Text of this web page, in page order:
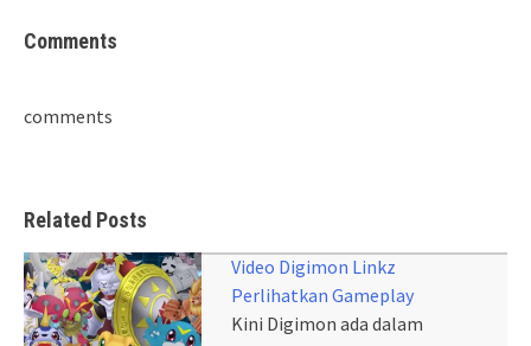
Comments
comments
Related Posts
Video Digimon Linkz
Perlihatkan Gameplay
Kini Digimon ada dalam